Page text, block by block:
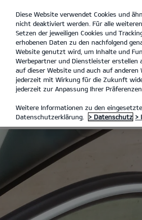
open
menu
KIA
KIA
Diese Website verwendet Cookies und
nicht deaktiviert werden. Für alle
Setzen der jeweiligen Cookies und
erhobenen Daten zu den nachfolgend
Website genutzt wird, um Inhalte und
Werbepartner und Dienstleister erstellen
auf dieser Website und auch auf
jederzeit mit Wirkung für die Zukunft
jederzeit zur Anpassung Ihrer Präferenzen.
Weitere Informationen zu den
Datenschutzerklärung.
> Datenschutz >